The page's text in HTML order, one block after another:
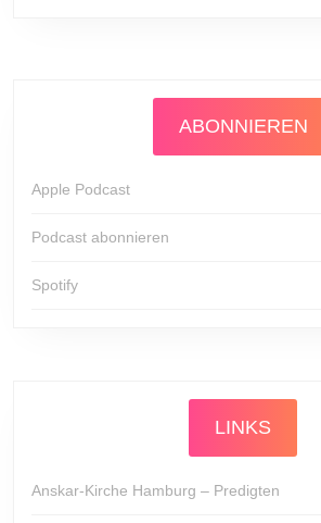
ABONNIEREN
Apple Podcast
Podcast abonnieren
Spotify
LINKS
Anskar-Kirche Hamburg – Predigten